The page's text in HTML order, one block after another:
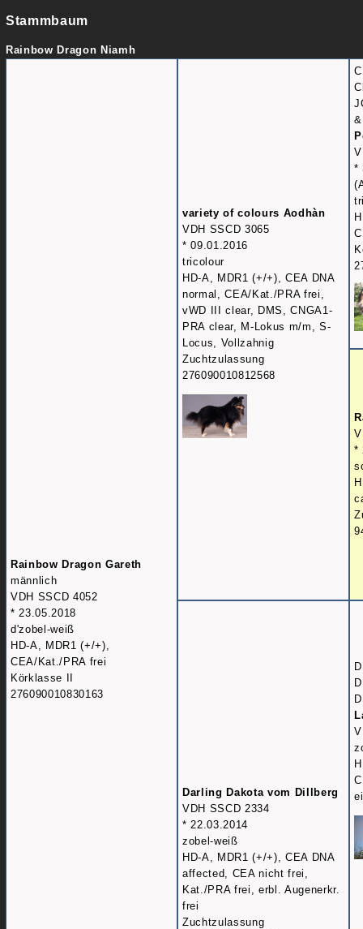
Stammbaum
Rainbow Dragon Niamh
Rainbow Dragon Gareth
männlich
VDH SSCD 4052
* 23.05.2018
d'zobel-weiß
HD-A, MDR1 (+/+),
CEA/Kat./PRA frei
Körklasse II
276090010830163
variety of colours Aodhàn
VDH SSCD 3065
* 09.01.2016
tricolour
HD-A, MDR1 (+/+), CEA DNA
normal, CEA/Kat./PRA frei,
vWD III clear, DMS, CNGA1-
PRA clear, M-Lokus m/m, S-
Locus, Vollzahnig
Zuchtzulassung
276090010812568
*
*
Darling Dakota vom Dillberg
VDH SSCD 2334
* 22.03.2014
zobel-weiß
HD-A, MDR1 (+/+), CEA DNA
affected, CEA nicht frei,
Kat./PRA frei, erbl. Augenerkr.
frei
Zuchtzulassung